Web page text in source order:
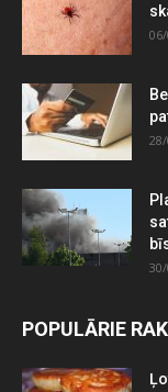
POPULĀRIE